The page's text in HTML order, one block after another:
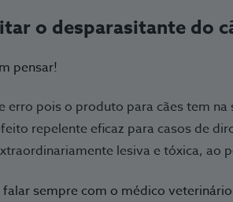
o desparasitante do
pensar!
erro pois o produto para cães tem
repelente eficaz para casos de
lesiva e tóxica, ao
sempre com o médico